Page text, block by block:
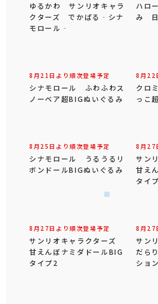
ゆるかわ サンリオキャラ
クターズ でかぱる‐シナ
モロール‐
ハロ
み
8月21日より順次登場予定
シナモロール ふわふわス
ノーベア超BIGぬいぐるみ
8月22
クロ
っこ
8月25日より順次登場予定
シナモロール うるうるリ
ボンドールBIGぬいぐるみ
8月27
サン
甘え
タイ
8月27日より順次登場予定
サンリオキャラクターズ
甘えんぼナミダドールBIG
タイプ2
8月27
サン
だら
ション